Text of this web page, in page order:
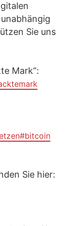
Sie uns
Mark“:
Sie hier: